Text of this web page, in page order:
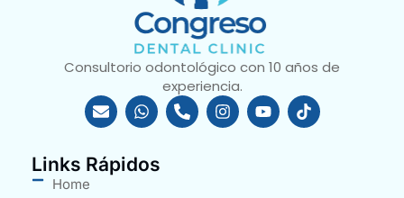
Consultorio odontológico con 10 años de
experiencia.
Links Rápidos
Home